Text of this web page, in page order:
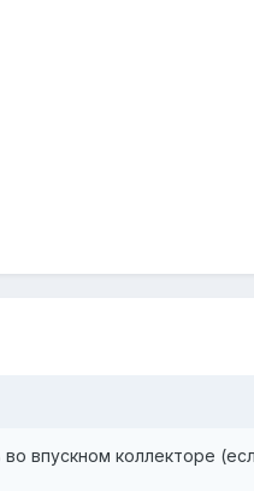
впускном коллекторе